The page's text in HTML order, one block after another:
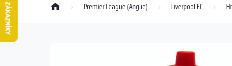
Domů Premier League (Anglie) Liverpool FC